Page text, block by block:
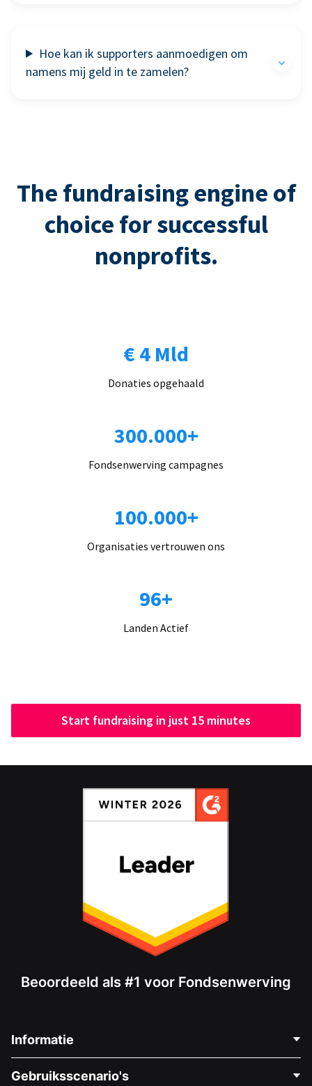
Hoe kan ik supporters aanmoedigen om
namens mij geld in te zamelen?
The fundraising engine of
choice for successful
nonprofits.
€ 4 Mld
Donaties opgehaald
300.000+
Fondsenwerving campagnes
100.000+
Organisaties vertrouwen ons
96+
Landen Actief
Start fundraising in just 15 minutes
Beoordeeld als #1 voor Fondsenwerving
Informatie
Gebruiksscenario's